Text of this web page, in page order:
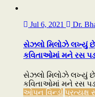
Jul 6, 2021 Dr.
સેઝલો મિલોઝે લખ્યું
કવિતાઓમાં મને રસ
સેઝલો મિલોઝે લખ્યું
કવિતાઓમાં મને રસ
ઓપન વિન્ડો પ્રત્યક્ષ